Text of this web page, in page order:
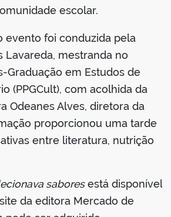
escolar.
evento foi conduzida pela
Lavareda, mestranda no
Graduação em Estudos de
(PPGCult), com acolhida da
Odeanes Alves, diretora da
proporcionou uma tarde
entre literatura, nutrição
saboresestá disponível
da editora Mercado de